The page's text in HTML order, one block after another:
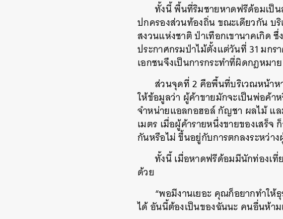
ทั้งนี้ พื้นที่ริมชายหาดฟรีด้อมเป็
ปกครองส่วนท้องถิ่น ขณะเดียวกัน บ
สงวนแห่งชาติ ป่าเทือกเขานาคเกิด
ประกาศกรมป่าไม้ตั้งแต่วันที่ 31 มกร
เอกชนจึงเป็นการกระทำที่ผิดกฎหมา
ส่วนจุดที่ 2 คือพื้นที่บริเวณหน้าหา
ให้ข้อมูลว่า ผู้ค้าขายมักจะเป็นพ่อค้า
จำหน่ายแอลกอฮอล์ กัญชา ผลไม้ แ
เมตร เมื่อผู้ค้ารายหนึ่งขายของเสร็
กันหรือไม่ ขึ้นอยู่กับการตกลงระหว่าง
ทั้งนี้ เมื่อหาดฟรีด้อมมีนักท่องเที่
ด้วย
“พอมีงานเยอะ คุณก็อยากทำใ
ได้ อันนี้ต้องเป็นของฉันนะ คนอื่นห้า